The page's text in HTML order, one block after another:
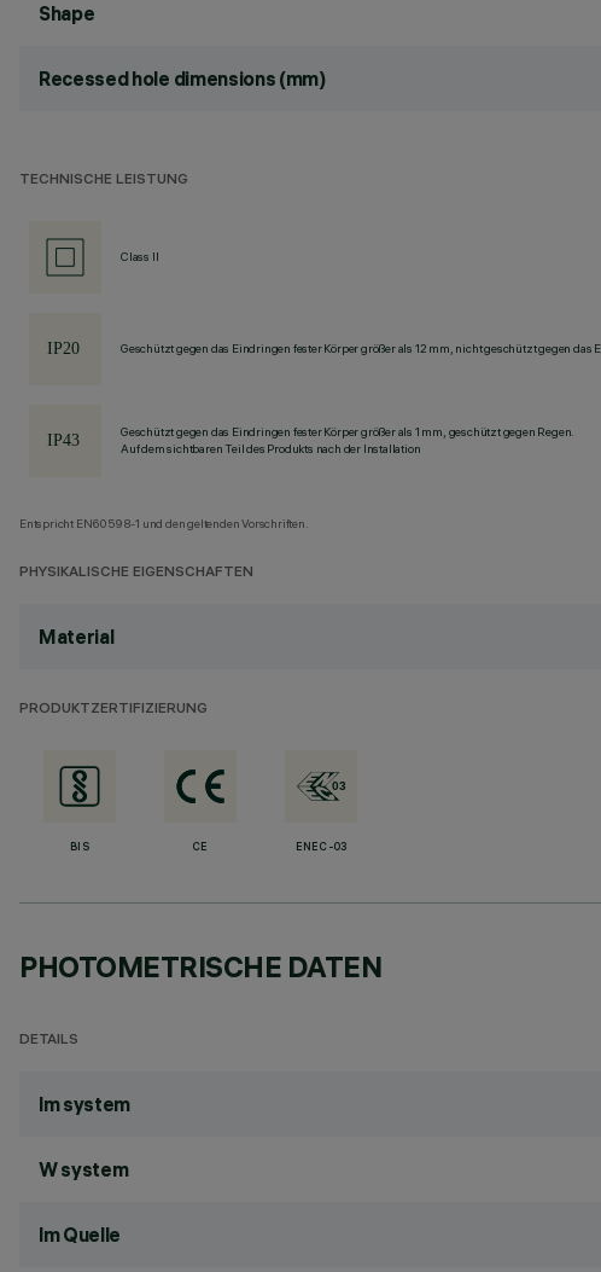
Shape
Recessed hole dimensions (mm)
TECHNISCHE LEISTUNG
Class II
Geschützt gegen das Eindringen fester Körper größer als 12 mm, nicht geschützt gegen das
Geschützt gegen das Eindringen fester Körper größer als 1 mm, geschützt gegen Regen.
Auf dem sichtbaren Teil des Produkts nach der Installation
Entspricht EN60598-1 und den geltenden Vorschriften.
PHYSIKALISCHE EIGENSCHAFTEN
Material
PRODUKTZERTIFIZIERUNG
BIS CE ENEC-03
PHOTOMETRISCHE DATEN
DETAILS
lm system
W system
lm Quelle